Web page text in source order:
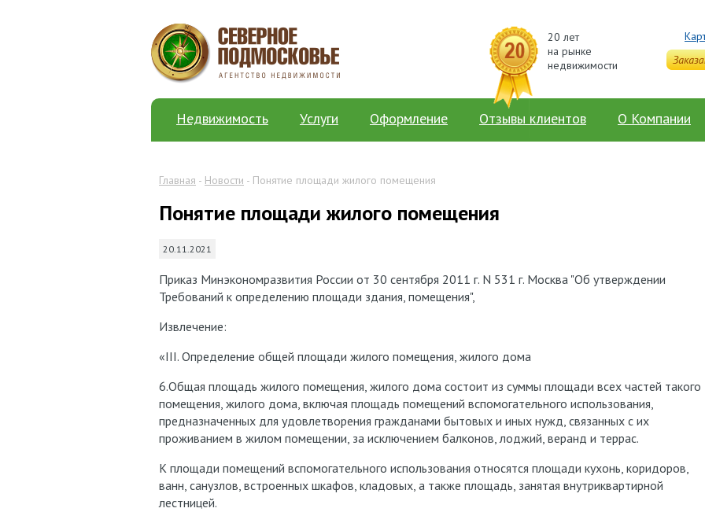
20 лет
на рынке
недвижимости
Недвижимость Услуги Оформление Отзывы клиентов О Компании
Главная - Новости - Понятие площади жилого помещения
Понятие площади жилого помещения
20.11.2021
Приказ Минэкономразвития России от 30 сентября 2011 г. N 531 г. Москва "Об утверждении
Требований к определению площади здания, помещения",
Извлечение:
«III. Определение общей площади жилого помещения, жилого дома
6.Общая площадь жилого помещения, жилого дома состоит из суммы площади всех частей такого
помещения, жилого дома, включая площадь помещений вспомогательного использования,
предназначенных для удовлетворения гражданами бытовых и иных нужд, связанных с их
проживанием в жилом помещении, за исключением балконов, лоджий, веранд и террас.
К площади помещений вспомогательного использования относятся площади кухонь, коридоров,
ванн, санузлов, встроенных шкафов, кладовых, а также площадь, занятая внутриквартирной
лестницей.